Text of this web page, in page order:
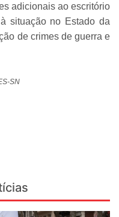
adicionais ao escritório
situação no Estado da
de crimes de guerra e
SN